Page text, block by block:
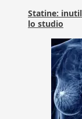
Statine:
lo studio